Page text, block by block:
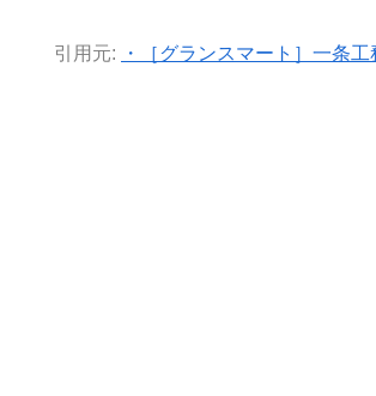
引用元:
・［グランスマート］一条